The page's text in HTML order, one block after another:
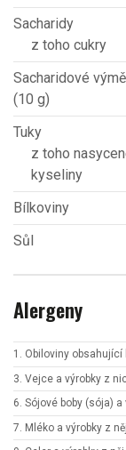
Sacharidy
z toho cukry
Sacharidové
(10 g)
Tuky
z toho
kyseliny
Bílkoviny
Sůl
Alergeny
1. Obiloviny obsahující
3. Vejce a výrobky z
6. Sójové boby (sója)
7. Mléko a výrobky z něj